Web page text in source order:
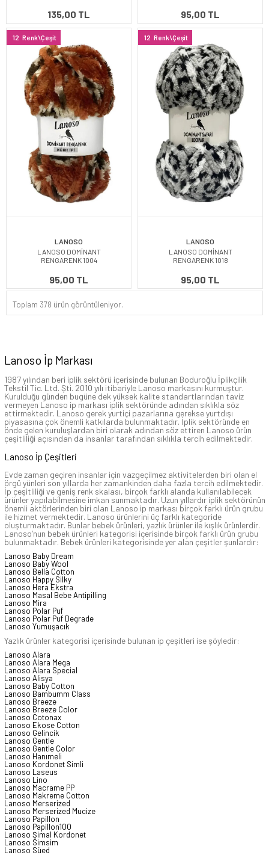
135,00 TL 95,00 TL
12 Renk\Çeşit
LANOSO
LANOSO DOMİNANT
RENGARENK 1004
95,00 TL
12 Renk\Çeşit
LANOSO
LANOSO DOMİNANT
RENGARENK 1018
95,00 TL
Toplam 378 ürün görüntüleniyor.
Lanoso İp Markası
1987 yılından beri iplik sektörü içerisinde bulunan Boduroğlu İplikçilik
Tekstil Tic. Ltd. Şti. 2010 yılı itibariyle Lanoso markasını kurmuştur.
Kurulduğu günden bugüne dek yüksek kalite standartlarından taviz
vermeyen Lanoso ip markası iplik sektöründe adından sıklıkla söz
ettirmektedir. Lanoso gerek yurtiçi pazarlarına gerekse yurtdışı
piyasasına çok önemli katkılarda bulunmaktadır. İplik sektöründe en
önde gelen kuruluşlardan biri olarak adından söz ettiren Lanoso ürün
çeşitliliği açısından da insanlar tarafından sıklıkla tercih edilmektedir.
Lanoso İp Çeşitleri
Evde zaman geçiren insanlar için vazgeçilmez aktivitelerden biri olan el
örgü yünleri son yıllarda her zamankinden daha fazla tercih edilmektedir.
İp çeşitliliği ve geniş renk skalası, birçok farklı alanda kullanılabilecek
ürünler yapılabilmesine imkan sunmaktadır. Uzun yıllardır iplik sektörünün
önemli aktörlerinden biri olan Lanoso ip markası birçok farklı ürün grubu
ile hizmet vermektedir. Lanoso ürünlerini üç farklı kategoride
oluşturmaktadır. Bunlar bebek ürünleri, yazlık ürünler ile kışlık ürünlerdir.
Lanoso’nun bebek ürünleri kategorisi içerisinde birçok farklı ürün grubu
bulunmaktadır. Bebek ürünleri kategorisinde yer alan çeşitler şunlardır:
Lanoso Baby Dream
Lanoso Baby Wool
Lanoso Bella Cotton
Lanoso Happy Silky
Lanoso Hera Ekstra
Lanoso Masal Bebe Antipilling
Lanoso Mira
Lanoso Polar Puf
Lanoso Polar Puf Degrade
Lanoso Yumuşacık
Yazlık ürünler kategorisi içerisinde bulunan ip çeşitleri ise şöyledir:
Lanoso Alara
Lanoso Alara Mega
Lanoso Alara Special
Lanoso Alisya
Lanoso Baby Cotton
Lanoso Bambumm Class
Lanoso Breeze
Lanoso Breeze Color
Lanoso Cotonax
Lanoso Ekose Cotton
Lanoso Gelincik
Lanoso Gentle
Lanoso Gentle Color
Lanoso Hanımeli
Lanoso Kordonet Simli
Lanoso Laseus
Lanoso Lino
Lanoso Macrame PP
Lanoso Makreme Cotton
Lanoso Merserized
Lanoso Merserized Mucize
Lanoso Papillon
Lanoso Papillon100
Lanoso Şimal Kordonet
Lanoso Simsim
Lanoso Süed